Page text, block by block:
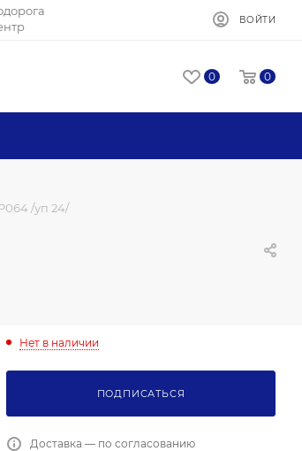
ВОЙТИ
0 0
/уп 24/
Нет в наличии
ПОДПИСАТЬСЯ
Доставка — по согласованию